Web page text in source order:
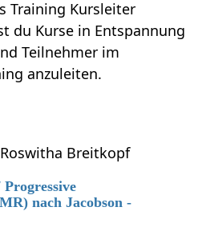
Training Kursleiter
du Kurse in Entspannung
Teilnehmer im
anzuleiten.
Breitkopf
Progressive
nach Jacobson -